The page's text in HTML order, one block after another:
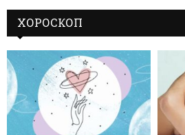
ХОРОСКОП